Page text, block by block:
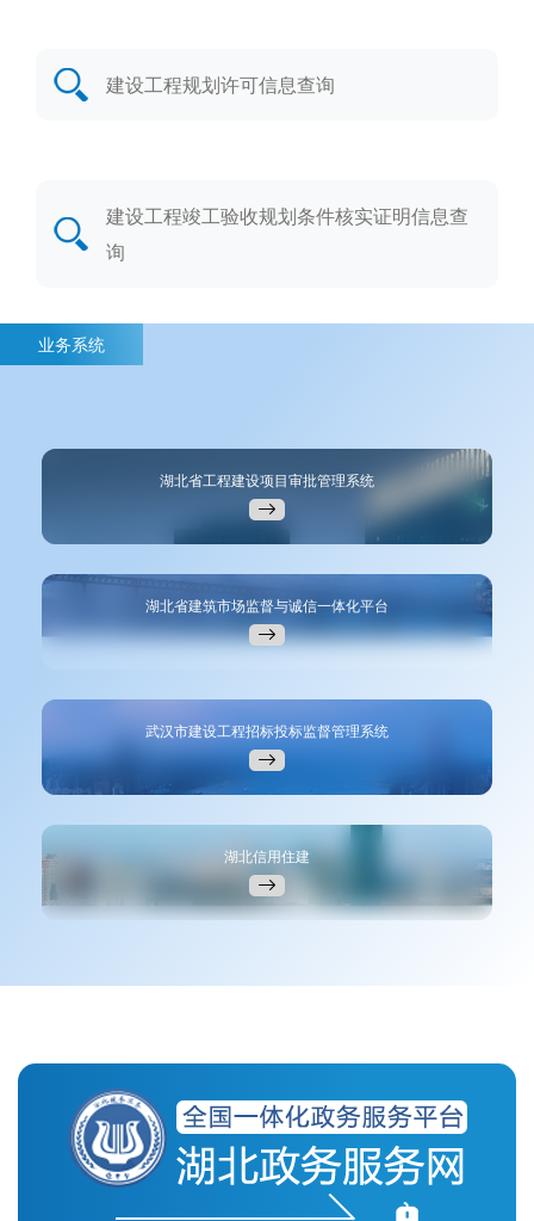
建设工程规划许可信息查询
建设工程竣工验收规划条件核实证明信息查
询
业务系统
湖北省工程建设项目审批管理系统
湖北省建筑市场监督与诚信一体化平台
武汉市建设工程招标投标监督管理系统
湖北信用住建